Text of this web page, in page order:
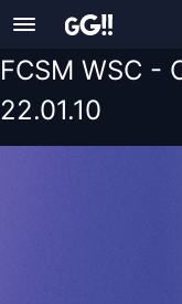
FCSM WSC -
22.01.10